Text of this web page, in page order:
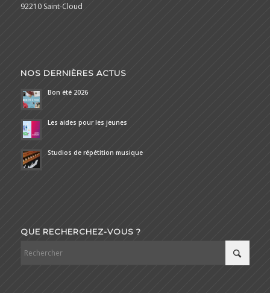
92210 Saint-Cloud
NOS DERNIÈRES ACTUS
Bon été 2026
Les aides pour les jeunes
Studios de répétition musique
QUE RECHERCHEZ-VOUS ?